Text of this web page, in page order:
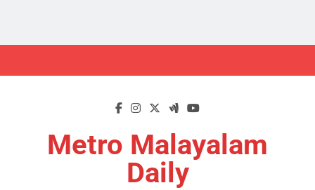
Metro Malayalam
Daily